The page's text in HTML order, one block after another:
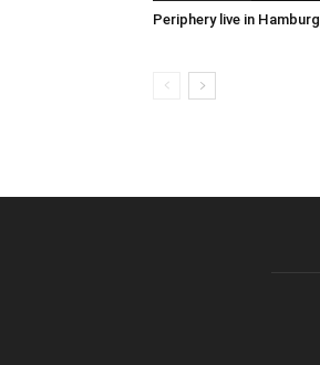
Periphery live in Hamburg